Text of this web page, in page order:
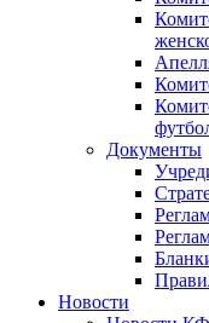
Документы
Новости